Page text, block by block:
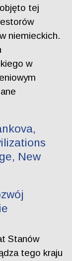
tej
niemieckich.
w
New
Stanów
tego kraju